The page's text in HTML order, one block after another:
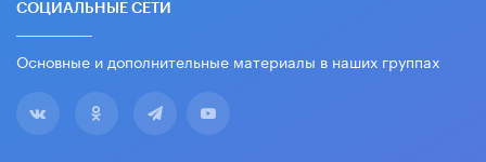
СОЦИАЛЬНЫЕ СЕТИ
Основные и дополнительные материалы в наших группах